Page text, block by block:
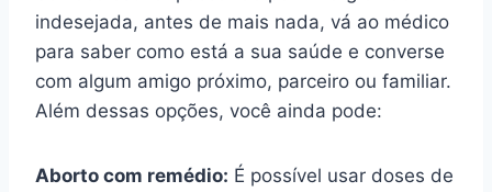
indesejada, antes de mais nada, vá ao médico
para saber como está a sua saúde e converse
com algum amigo próximo, parceiro ou familiar.
Além dessas opções, você ainda pode:
Aborto com remédio: É possível usar doses de